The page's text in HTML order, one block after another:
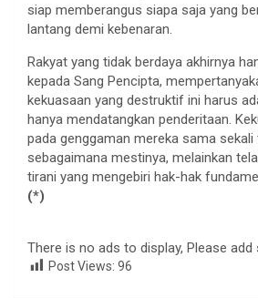
siap memberangus siapa saja yang
lantang demi kebenaran.
Rakyat yang tidak berdaya akhirnya
kepada Sang Pencipta,
kekuasaan yang destruktif ini harus
hanya mendatangkan penderitaan.
pada genggaman mereka sama sekali
sebagaimana mestinya, melainkan
tirani yang mengebiri hak-hak
(*)
There is no ads to display, Please add
Post Views: 96